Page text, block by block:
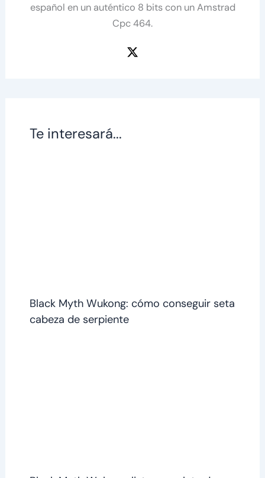
español en un auténtico 8 bits con un Amstrad
Cpc 464.
Te interesará...
Black Myth Wukong: cómo conseguir seta
cabeza de serpiente